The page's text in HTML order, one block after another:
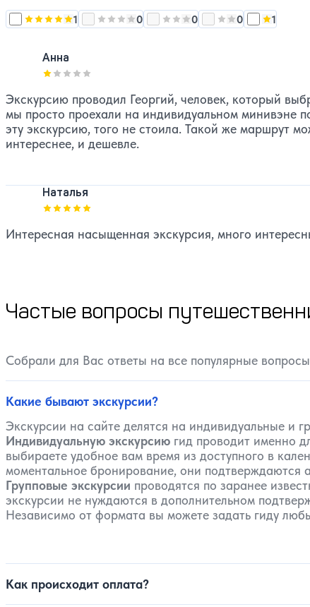
Оценка, количество звезд: 5
1 Оценка, количество звезд:4
0 Оценка, количество звезд:
0 Оценка,
0 Оценка,
1
Анна
Оценка, количество звезд:
Экскурсию проводил Георгий, человек, который
мы просто проехали на индивидуальном минивэне
эту экскурсию, того не стоила. Такой же маршрут
интереснее, и дешевле.
Наталья
Оценка, количество звезд:
Интересная насыщенная экскурсия, много
Частые вопросы
Собрали для Вас ответы на все популярные
Какие бывают экскурсии?
Экскурсии на сайте делятся на индивидуальные и
Индивидуальную экскурсию гид проводит именно
выбираете удобное вам время из доступного в
моментальное бронирование, они подтверждаются
Групповые экскурсии проводятся по заранее
экскурсии не нуждаются в дополнительном
Независимо от формата вы можете задать гиду
Как происходит оплата?